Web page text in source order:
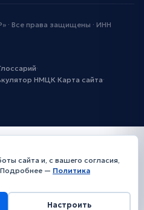
Все права защищены · ИНН
·
НМЦК·Карта сайта·
сайта и, с вашего согласия,
Подробнее — Политика
Настроить